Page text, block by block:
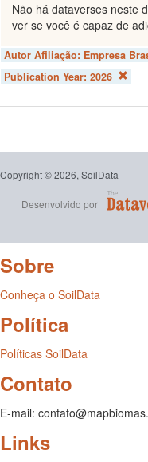
Não há dataverses neste
ver se você é capaz de
Autor Afiliação: Empresa
Publication Year: 2026
Copyright © 2026, SoilData
Desenvolvido por
Sobre
Conheça o SoilData
Política
Políticas SoilData
Contato
E-mail:
Links